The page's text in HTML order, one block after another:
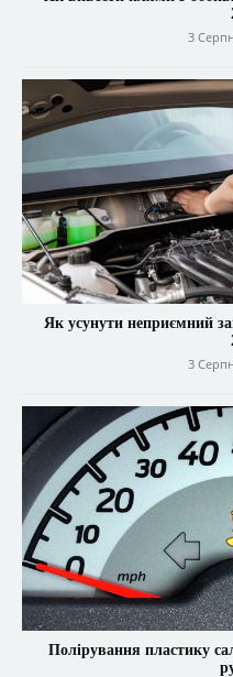
3
Як усунути неприємний
3
Полірування пластику